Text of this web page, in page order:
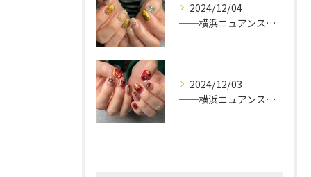
2024/12/04
──横浜ニュアンスネイルサロン♡
2024/12/03
──横浜ニュアンスネイルサロン♡